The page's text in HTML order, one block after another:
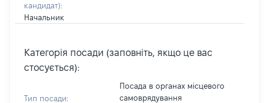
кандидат):
Начальник
Категорія посади (заповніть, якщо це вас
стосується):
Тип посади:
Посада в органах місцевого
самоврядування